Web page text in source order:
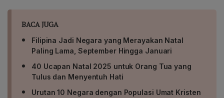
BACA JUGA
Filipina Jadi Negara yang Merayakan Natal
Paling Lama, September Hingga Januari
40 Ucapan Natal 2025 untuk Orang Tua yang
Tulus dan Menyentuh Hati
Urutan 10 Negara dengan Populasi Umat Kristen